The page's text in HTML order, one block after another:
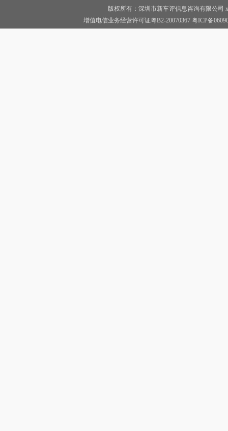
版权所有：深圳市新车评信息咨询有限公司
增值电信业务经营许可证粤B2-20070367粤ICP备